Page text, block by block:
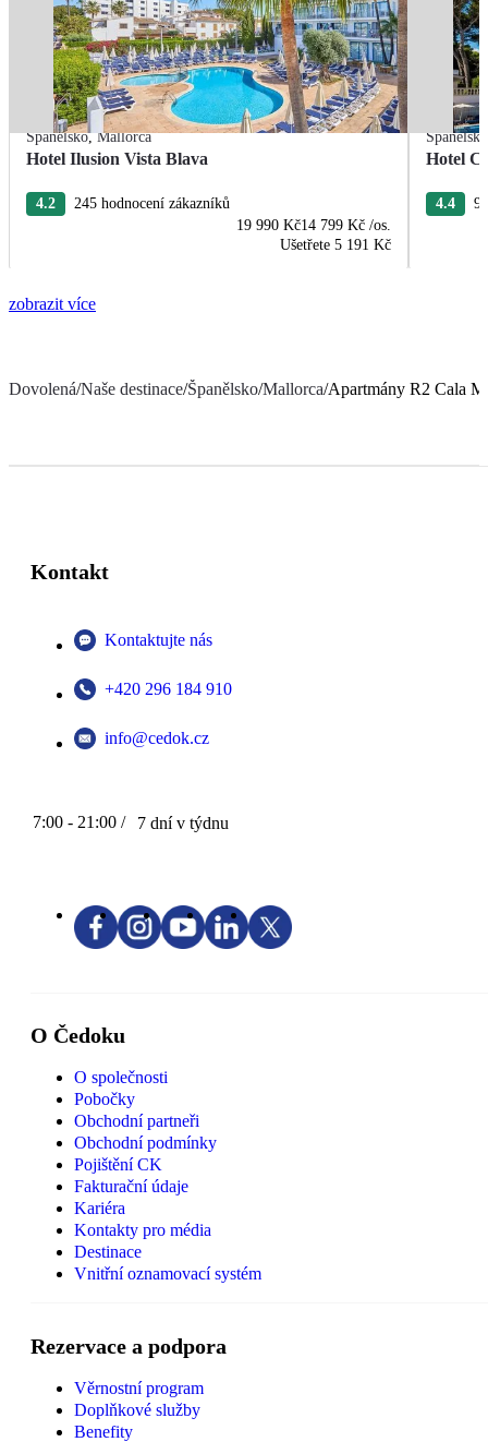
Španělsko,Mallorca
Hotel Ilusion Vista Blava
4.2
245 hodnocení zákazníků
19 990 Kč14 799 Kč /os.
Ušetřete 5 191 Kč
Španělsko
Hotel
4.4
zobrazit více
Dovolená/Naše destinace/Španělsko/Mallorca/Apartmány R2 Cala
Kontakt
Kontaktujte nás
+420 296 184 910
info@cedok.cz
7:00 - 21:00 / 7 dní v týdnu
O Čedoku
O společnosti
Pobočky
Obchodní partneři
Obchodní podmínky
Pojištění CK
Fakturační údaje
Kariéra
Kontakty pro média
Destinace
Vnitřní oznamovací systém
Rezervace a podpora
Věrnostní program
Doplňkové služby
Benefity